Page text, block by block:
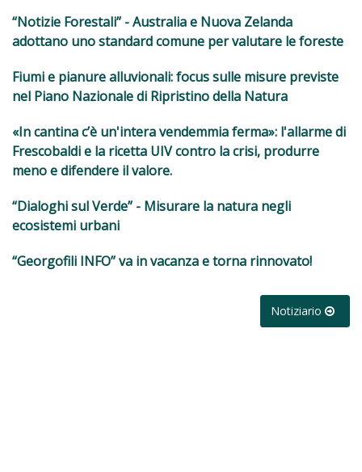
“Notizie Forestali” - Australia e Nuova Zelanda
adottano uno standard comune per valutare le foreste
Fiumi e pianure alluvionali: focus sulle misure previste
nel Piano Nazionale di Ripristino della Natura
«In cantina c’è un'intera vendemmia ferma»: l'allarme di
Frescobaldi e la ricetta UIV contro la crisi, produrre
meno e difendere il valore.
“Dialoghi sul Verde” - Misurare la natura negli
ecosistemi urbani
“Georgofili INFO” va in vacanza e torna rinnovato!
Notiziario